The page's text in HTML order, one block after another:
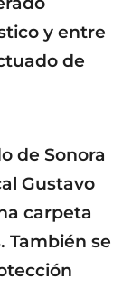
y entre
de
de Sonora
Gustavo
carpeta
También se